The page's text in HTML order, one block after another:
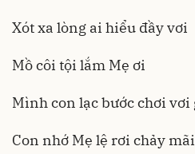
Xót xa lòng ai hiểu đầy vơi
Mồ côi tội lắm Mẹ ơi
Mình con lạc bước chơi vơi
Con nhớ Mẹ lệ rơi chảy mãi